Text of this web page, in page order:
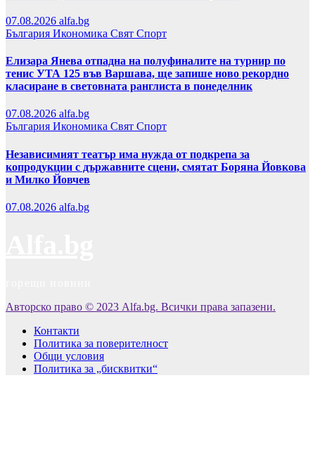
07.08.2026 alfa.bg
България Икономика Свят Спорт
Елизара Янева отпадна на полуфиналите на турнир по
тенис УТА 125 във Варшава, ще запише ново рекордно
класиране в световната ранглиста в понеделник
07.08.2026 alfa.bg
България Икономика Свят Спорт
Независимият театър има нужда от подкрепа за
копродукции с държавните сцени, смятат Боряна Йовкова
и Милко Йовчев
07.08.2026 alfa.bg
Авторско право © 2023 Alfa.bg. Всички права запазени.
Контакти
Политика за поверителност
Общи условия
Политика за „бисквитки“